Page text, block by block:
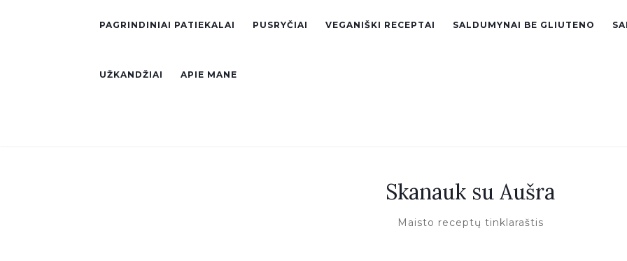
PAGRINDINIAI PATIEKALAI PUSRYČIAI VEGANIŠKI RECEPTAI SALDUMYNAI BE GLIUTENO
UŽKANDŽIAI APIE MANE
Skanauk su Aušra
Maisto receptų tinklaraštis